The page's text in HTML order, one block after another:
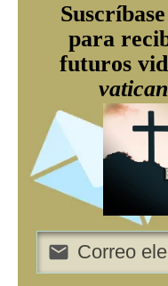
para
futuros